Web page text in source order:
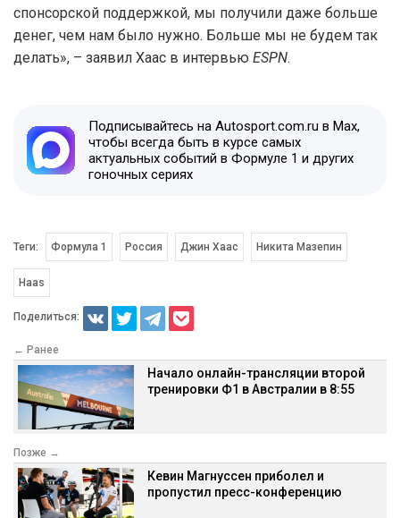
спонсорской поддержкой, мы получили даже больше
денег, чем нам было нужно. Больше мы не будем так
делать», – заявил Хаас в интервью ESPN.
Подписывайтесь на Autosport.com.ru в Max,
чтобы всегда быть в курсе самых
актуальных событий в Формуле 1 и других
гоночных сериях
Теги: Формула 1 Россия Джин Хаас Никита Мазепин
Haas
Поделиться:
← Ранее
Начало онлайн-трансляции второй
тренировки Ф1 в Австралии в 8:55
Позже →
Кевин Магнуссен приболел и
пропустил пресс-конференцию